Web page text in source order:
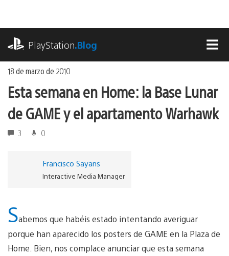
contenido
PlayStation.Blog
18 de marzo de 2010
Esta semana en Home: la Base Lunar
de GAME y el apartamento Warhawk
3 0
Francisco Sayans
Interactive Media Manager
Sabemos que habéis estado intentando averiguar
porque han aparecido los posters de GAME en la Plaza de
Home. Bien, nos complace anunciar que esta semana